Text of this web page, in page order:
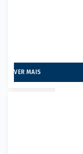
VER MAIS